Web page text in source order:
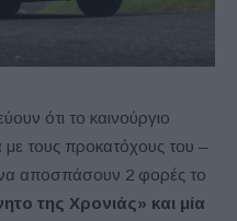
ότι το καινούργιο
με τους προκατόχους του –
αποσπάσουν 2 φορές το
της Χρονιάς» και μία